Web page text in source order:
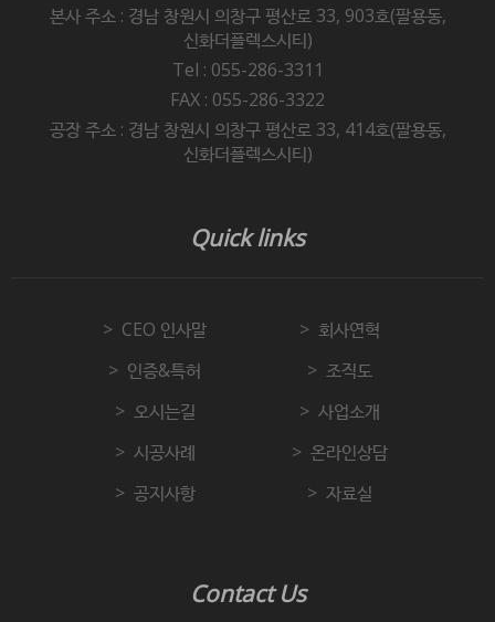
본사 주소 : 경남 창원시 의창구 평산로 33, 903호(팔용동,
신화더플렉스시티)
Tel : 055-286-3311
FAX : 055-286-3322
공장 주소 : 경남 창원시 의창구 평산로 33, 414호(팔용동,
신화더플렉스시티)
Quick links
CEO 인사말
회사연혁
인증&특허
조직도
오시는길
사업소개
시공사례
온라인상담
공지사항
자료실
Contact Us